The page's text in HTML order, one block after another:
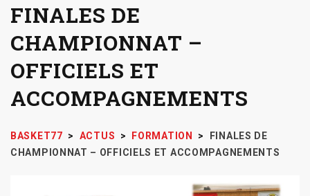
FINALES DE
CHAMPIONNAT –
OFFICIELS ET
ACCOMPAGNEMENTS
BASKET77 > ACTUS > FORMATION >
FINALES DE
CHAMPIONNAT – OFFICIELS ET ACCOMPAGNEMENTS